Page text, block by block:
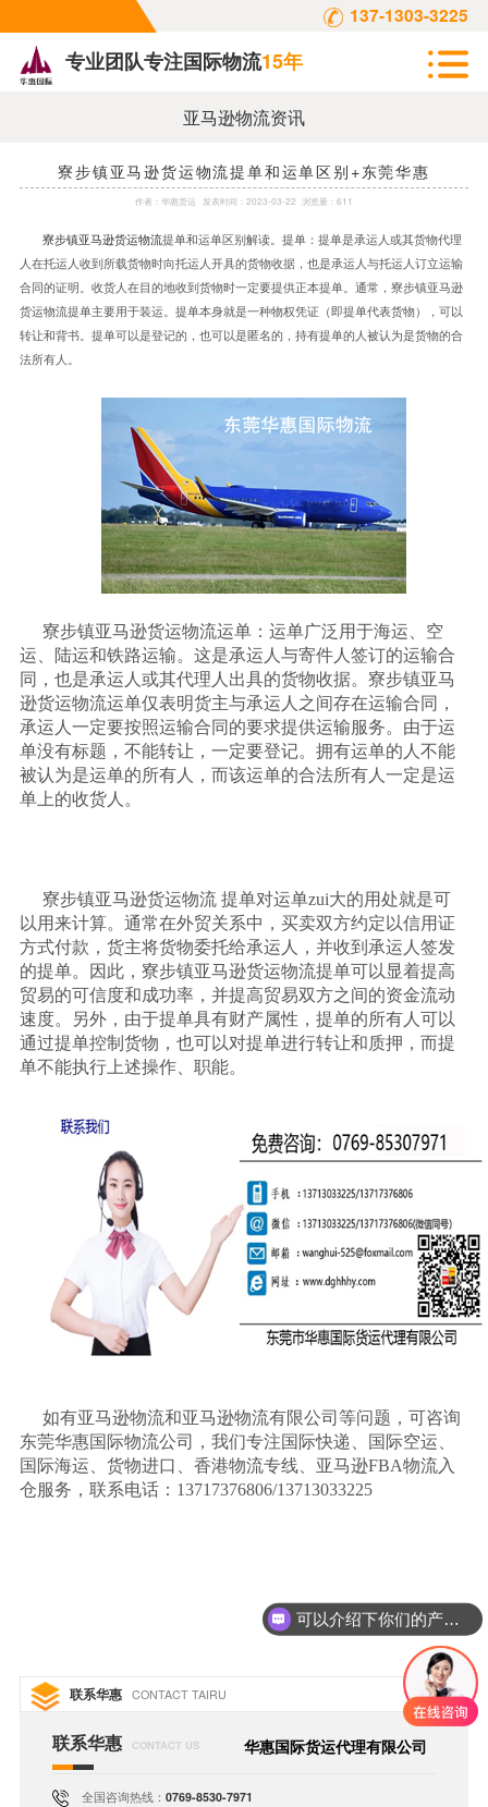
137-1303-3225
专业团队专注国际物流15年
亚马逊物流资讯
寮步镇亚马逊货运物流提单和运单区别+东莞华惠
作者： 华惠货运 发表时间： 2023-03-22 浏览量：611
寮步镇亚马逊货运物流提单和运单区别解读。提单：提单是承运人或其货物代理
人在托运人收到所载货物时向托运人开具的货物收据，也是承运人与托运人订立运输
合同的证明。收货人在目的地收到货物时一定要提供正本提单。通常，寮步镇亚马逊
货运物流提单主要用于装运。提单本身就是一种物权凭证（即提单代表货物），可以
转让和背书。提单可以是登记的，也可以是匿名的，持有提单的人被认为是货物的合
法所有人。
寮步镇亚马逊货运物流运单：运单广泛用于海运、空
运、陆运和铁路运输。这是承运人与寄件人签订的运输合
同，也是承运人或其代理人出具的货物收据。寮步镇亚马
逊货运物流运单仅表明货主与承运人之间存在运输合同，
承运人一定要按照运输合同的要求提供运输服务。由于运
单没有标题，不能转让，一定要登记。拥有运单的人不能
被认为是运单的所有人，而该运单的合法所有人一定是运
单上的收货人。
寮步镇亚马逊货运物流 提单对运单zui大的用处就是可
以用来计算。通常在外贸关系中，买卖双方约定以信用证
方式付款，货主将货物委托给承运人，并收到承运人签发
的提单。因此，寮步镇亚马逊货运物流提单可以显着提高
贸易的可信度和成功率，并提高贸易双方之间的资金流动
速度。另外，由于提单具有财产属性，提单的所有人可以
通过提单控制货物，也可以对提单进行转让和质押，而提
单不能执行上述操作、职能。
如有亚马逊物流和亚马逊物流有限公司等问题，可咨询
东莞华惠国际物流公司，我们专注国际快递、国际空运、
国际海运、货物进口、香港物流专线、亚马逊FBA物流入
仓服务，联系电话：13717376806/13713033225
联系华惠 CONTACT TAIRU
联系华惠 CONTACT US 华惠国际货运代理有限公司
全国咨询热线：0769-8530-7971
可以介绍下你们的产品么